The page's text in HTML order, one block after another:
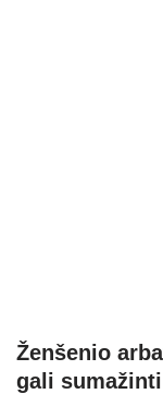
Ženšenio
gali